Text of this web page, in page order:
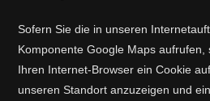
Sofern Sie die in unseren
Komponente Google Maps
Ihren Internet-Browser ein Cookie
unseren Standort anzuzeigen und